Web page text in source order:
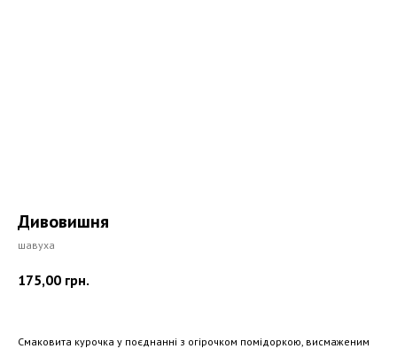
Дивовишня
шавуха
175,00 грн.
Смаковита курочка у поєднанні з огірочком помідоркою, висмаженим